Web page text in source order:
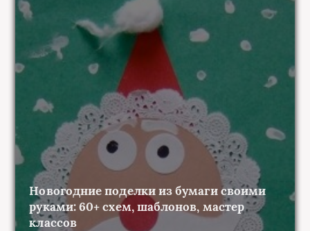
Новогодние поделки из бумаги своими
руками: 60+ схем, шаблонов, мастер
классов